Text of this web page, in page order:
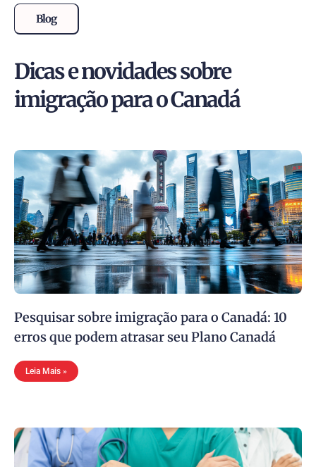
Blog
Dicas e novidades sobre
imigração para o Canadá
Pesquisar sobre imigração para o Canadá: 10
erros que podem atrasar seu Plano Canadá
Leia Mais »